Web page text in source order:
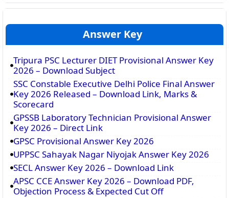
Answer Key
Tripura PSC Lecturer DIET Provisional Answer Key
2026 – Download Subject
SSC Constable Executive Delhi Police Final Answer
Key 2026 Released – Download Link, Marks &
Scorecard
GPSSB Laboratory Technician Provisional Answer
Key 2026 – Direct Link
GPSC Provisional Answer Key 2026
UPPSC Sahayak Nagar Niyojak Answer Key 2026
SECL Answer Key 2026 – Download Link
APSC CCE Answer Key 2026 – Download PDF,
Objection Process & Expected Cut Off